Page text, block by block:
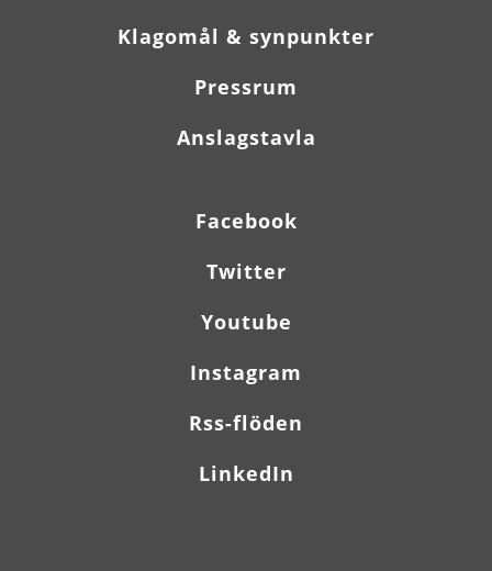
Klagomål & synpunkter
Pressrum
Anslagstavla
Facebook
Twitter
Youtube
Instagram
Rss-flöden
LinkedIn